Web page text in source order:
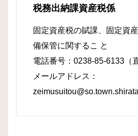
税務出納課資産税係
固定資産税の賦課、固定資
備保管に関するこ と
電話番号：0238-85-6133（
メールアドレス：